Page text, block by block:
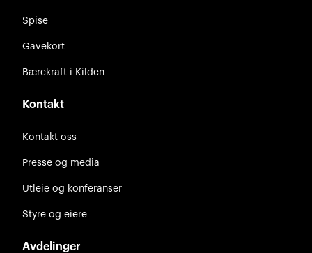
Spise
Gavekort
Bærekraft i Kilden
Kontakt
Kontakt oss
Presse og media
Utleie og konferanser
Styre og eiere
Avdelinger